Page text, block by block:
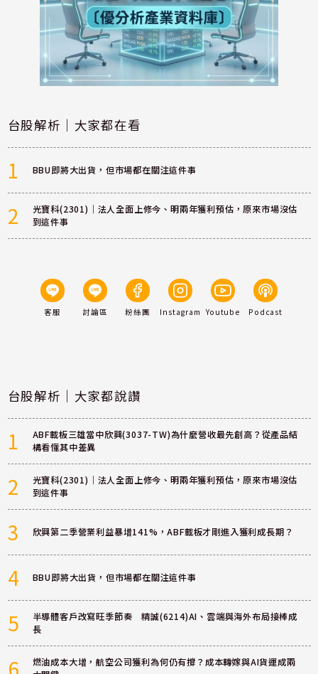
台股解析｜大家都在看
1 BBU即將大出貨，但市場都在關注這件事
2
光寶科(2301)｜法人全面上修今、明兩年獲利預估，原來市場沒估
到這件事
客服 討論區 粉絲團 Instagram Youtube Podcast
台股解析｜大家都說讚
1
ABF載板三雄當中欣興(3037-TW)為什麼營收最先創高？從產品結
構看懂其中差異
2
光寶科(2301)｜法人全面上修今、明兩年獲利預估，原來市場沒估
到這件事
3 欣興第二季營業利益暴增141%，ABF載板才剛進入獲利成長期？
4 BBU即將大出貨，但市場都在關注這件事
5
半導體客戶改寫旺季節奏 精誠(6214)AI、雲端與海外布局接棒成
長
燃油成本大增，航空公司獲利為何仍有撐？成本轉嫁與AI貨運成兩